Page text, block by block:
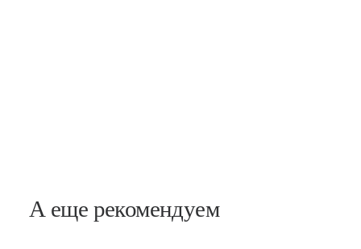
А еще рекомендуем